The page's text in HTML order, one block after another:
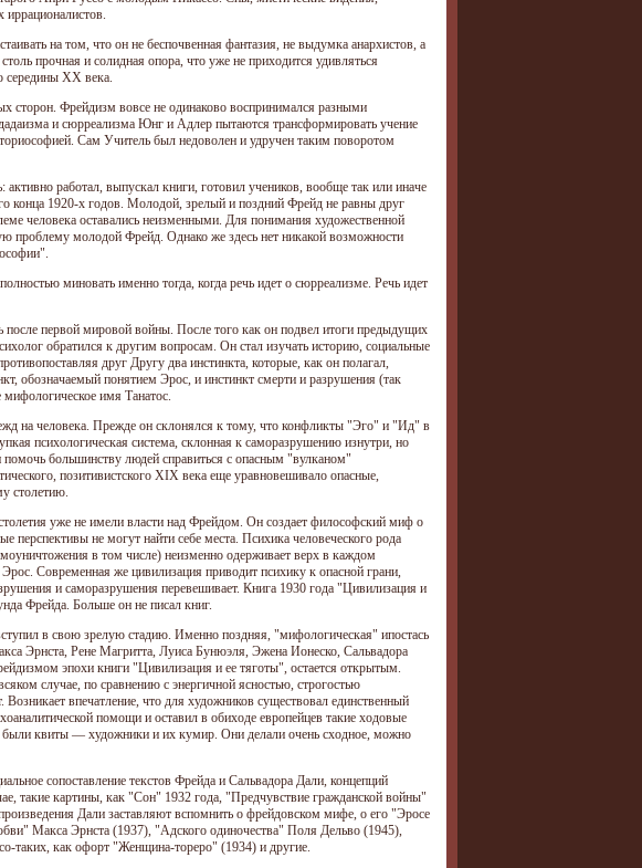
на том, что он не беспочвенная фантазия, не выдумка анархистов, а
прочная и солидная опора, что уже не приходится удивляться
середины XX века.
сторон. Фрейдизм вовсе не одинаково воспринимался разными
и сюрреализма Юнг и Адлер пытаются трансформировать учение
Сам Учитель был недоволен и удручен таким поворотом
работал, выпускал книги, готовил учеников, вообще так или иначе
конца 1920-х годов. Молодой, зрелый и поздний Фрейд не равны друг
человека оставались неизменными. Для понимания художественной
проблему молодой Фрейд. Однако же здесь нет никакой возможности
миновать именно тогда, когда речь идет о сюрреализме. Речь идет
после первой мировой войны. После того как он подвел итоги предыдущих
обратился к другим вопросам. Он стал изучать историю, социальные
друг Другу два инстинкта, которые, как он полагал,
обозначаемый понятием Эрос, и инстинкт смерти и разрушения (так
имя Танатос.
на человека. Прежде он склонялся к тому, что конфликты "Эго" и "Ид" в
психологическая система, склонная к саморазрушению изнутри, но
помочь большинству людей справиться с опасным "вулканом"
позитивистского XIX века еще уравновешивало опасные,
столетию.
уже не имели власти над Фрейдом. Он создает философский миф о
не могут найти себе места. Психика человеческого рода
в том числе) неизменно одерживает верх в каждом
Современная же цивилизация приводит психику к опасной грани,
и саморазрушения перевешивает. Книга 1930 года "Цивилизация и
Фрейда. Больше он не писал книг.
в свою зрелую стадию. Именно поздняя, "мифологическая" ипостась
Эрнста, Рене Магритта, Луиса Бунюэля, Эжена Ионеско, Сальвадора
эпохи книги "Цивилизация и ее тяготы", остается открытым.
случае, по сравнению с энергичной ясностью, строгостью
впечатление, что для художников существовал единственный
помощи и оставил в обиходе европейцев такие ходовые
квиты — художники и их кумир. Они делали очень сходное, можно
сопоставление текстов Фрейда и Сальвадора Дали, концепций
такие картины, как "Сон" 1932 года, "Предчувствие гражданской войны"
Дали заставляют вспомнить о фрейдовском мифе, о его "Эросе
Макса Эрнста (1937), "Адского одиночества" Поля Дельво (1945),
таких, как офорт "Женщина-тореро" (1934) и другие.